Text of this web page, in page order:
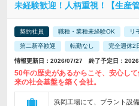
未経験歓迎！人柄重視！【生産
契約社員 職種・業種未経験OK リ
第二新卒歓迎 転勤なし 完全週休2
情報更新日：2026/07/27 終了予定日：
50年の歴史があるからこそ、安心し
来の社会基盤を築く会社。
浜岡工場にて、プラント設